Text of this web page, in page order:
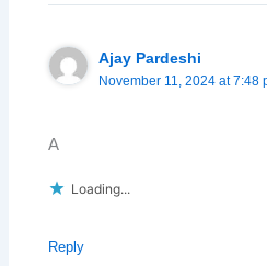
Ajay Pardeshi
November 11, 2024 at 7:48
A
Loading...
Reply